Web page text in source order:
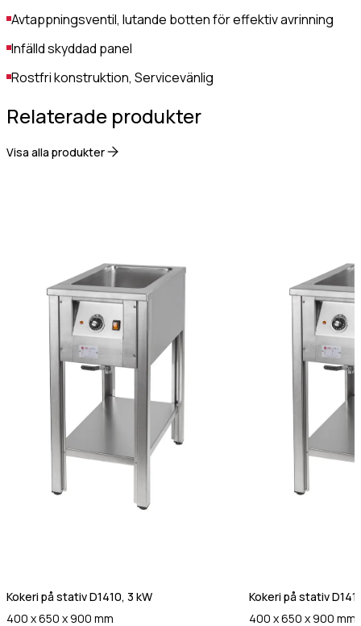
Avtappningsventil, lutande botten för effektiv avrinning
Infälld skyddad panel
Rostfri konstruktion, Servicevänlig
Relaterade produkter
Visa alla produkter
Kokeri på stativ D1410, 3 kW
400 x 650 x 900 mm
Kokeri på stativ
400 x 650 x 900 mm
Tekniks